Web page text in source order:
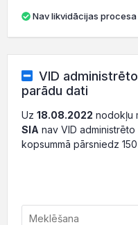
Nav likvidācijas procesa
VID
parādu dati
Uz 18.08.2022 nodokļu
SIA nav VID
kopsummā pārsniedz